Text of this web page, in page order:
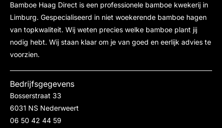
Bamboe Haag Direct is een professionele bamboe kwekerij in
Limburg. Gespecialiseerd in niet woekerende bamboe hagen
van topkwaliteit. Wij weten precies welke bamboe plant jij
nodig hebt. Wij staan klaar om je van goed en eerlijk advies te
voorzien.
Bedrijfsgegevens
Bosserstraat 33
6031 NS Nederweert
06 50 42 44 59